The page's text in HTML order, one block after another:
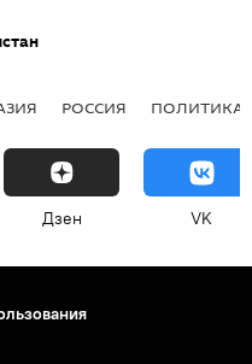
РОССИЯ ПОЛИТИКА
Дзен VK